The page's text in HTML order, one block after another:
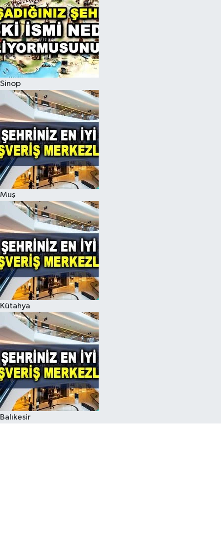
Sinop
Muş
Kütahya
Balıkesir